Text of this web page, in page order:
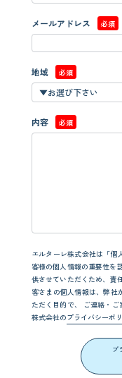
メールアドレス 必須
地域 必須
内容 必須
エルターレ株式会社は「個
客様の個人情報の重要性を
供させていただくため、責
客さまの個人情報は、弊社
ただく目的で、
ご連絡・
株式会社のプライバシーポ
プ